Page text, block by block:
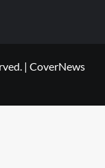
| CoverNews